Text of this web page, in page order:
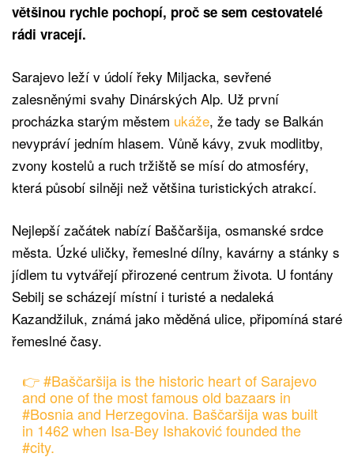
většinou rychle pochopí, proč se sem cestovatelé
rádi vracejí.
Sarajevo leží v údolí řeky Miljacka, sevřené
zalesněnými svahy Dinárských Alp. Už první
procházka starým městem ukáže, že tady se Balkán
nevypráví jedním hlasem. Vůně kávy, zvuk modlitby,
zvony kostelů a ruch tržiště se mísí do atmosféry,
která působí silněji než většina turistických atrakcí.
Nejlepší začátek nabízí Baščaršija, osmanské srdce
města. Úzké uličky, řemeslné dílny, kavárny a stánky s
jídlem tu vytvářejí přirozené centrum života. U fontány
Sebilj se scházejí místní i turisté a nedaleká
Kazandžiluk, známá jako měděná ulice, připomíná staré
řemeslné časy.
👉#Baščaršijais the historic heart of Sarajevo
and one of the most famous old bazaars in
#Bosniaand Herzegovina. Baščaršija was built
in 1462 when Isa-Bey Ishaković founded the
#city.